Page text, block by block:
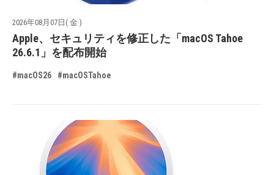
2026年08月07日( 金 )
Apple、セキュリティを修正した「macOS Tahoe
26.6.1」を配布開始
#macOS26 #macOSTahoe